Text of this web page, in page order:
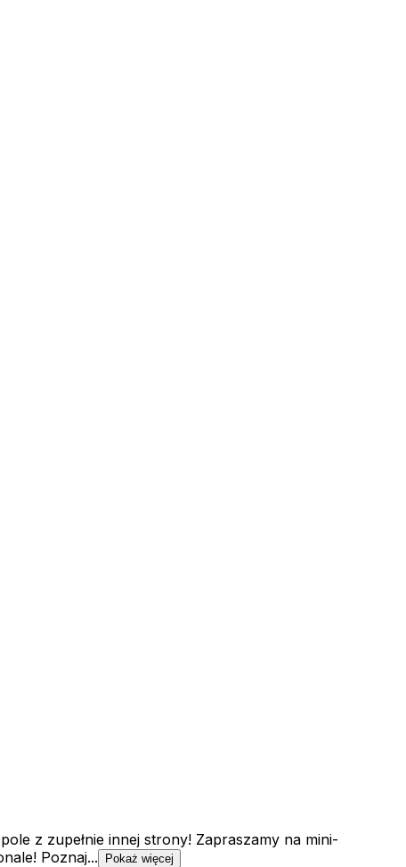
z zupełnie innej strony! Zapraszamy na mini-
Poznaj...
Pokaż więcej